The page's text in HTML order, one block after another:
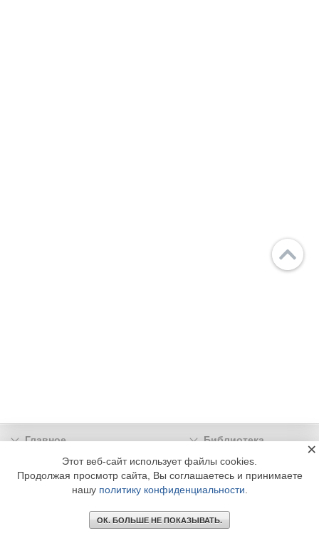
Главное
Библиотека
Подписка
Реклама
Информация
© 2002 - 2026 OOO Издательский дом «МЕДИА ТЕХНОЛОДЖИ» +7 (495) 665-00-
Этот веб-сайт использует файлы cookies.
Продолжая просмотр сайта, Вы соглашаетесь и принимаете
нашу политику конфиденциальности
ОК. БОЛЬШЕ НЕ ПОКАЗЫВАТЬ.
×